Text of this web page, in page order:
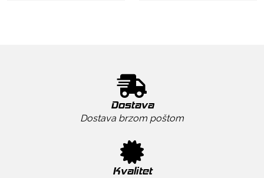
Dostava
Dostava brzom poštom
Kvalitet